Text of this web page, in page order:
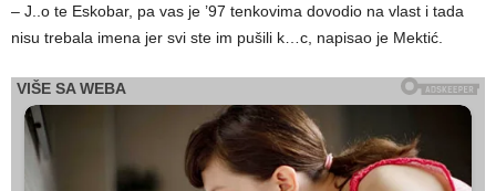
– J..o te Eskobar, pa vas je ’97 tenkovima dovodio na vlast i tada
nisu trebala imena jer svi ste im pušili k…c, napisao je Mektić.